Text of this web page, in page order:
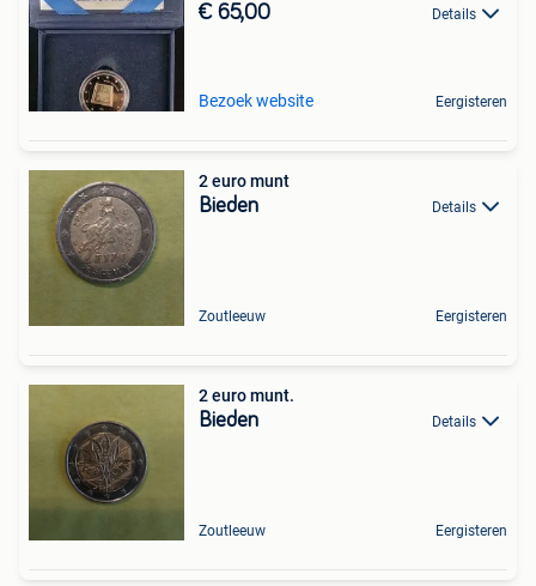
€ 65,00 Details
Bezoek website Eergisteren
2 euro munt
Bieden Details
Zoutleeuw Eergisteren
2 euro munt.
Bieden Details
Zoutleeuw Eergisteren